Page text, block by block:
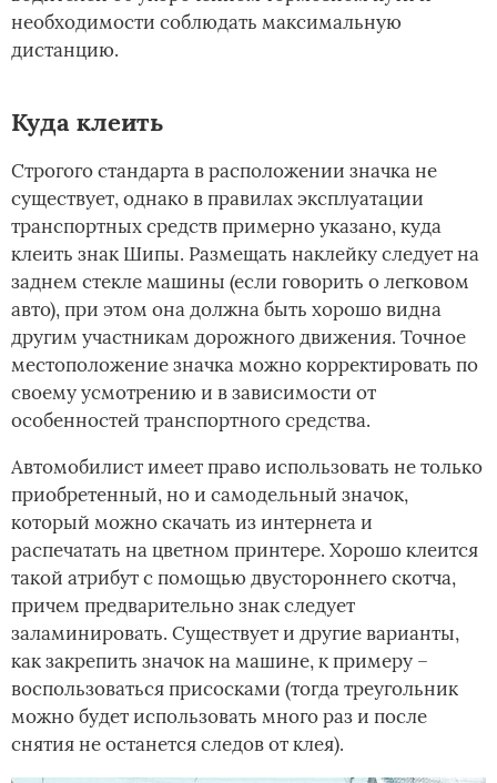
необходимости соблюдать максимальную
дистанцию.
Куда клеить
Строгого стандарта в расположении значка не
существует, однако в правилах эксплуатации
транспортных средств примерно указано, куда
клеить знак Шипы. Размещать наклейку следует на
заднем стекле машины (если говорить о легковом
авто), при этом она должна быть хорошо видна
другим участникам дорожного движения. Точное
местоположение значка можно корректировать по
своему усмотрению и в зависимости от
особенностей транспортного средства.
Автомобилист имеет право использовать не только
приобретенный, но и самодельный значок,
который можно скачать из интернета и
распечатать на цветном принтере. Хорошо клеится
такой атрибут с помощью двустороннего скотча,
причем предварительно знак следует
заламинировать. Существует и другие варианты,
как закрепить значок на машине, к примеру –
воспользоваться присосками (тогда треугольник
можно будет использовать много раз и после
снятия не останется следов от клея).